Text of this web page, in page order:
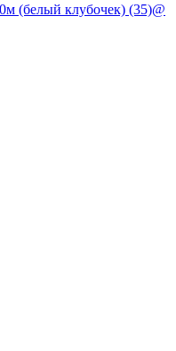
(белый клубочек) (35)@